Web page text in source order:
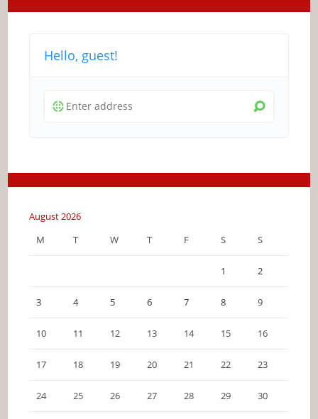
Hello, guest!
August 2026
M
T W T F S S
1 2
3 4 5 6 7 8 9
10 11 12 13 14 15 16
17 18 19 20 21 22 23
24 25 26 27 28 29 30